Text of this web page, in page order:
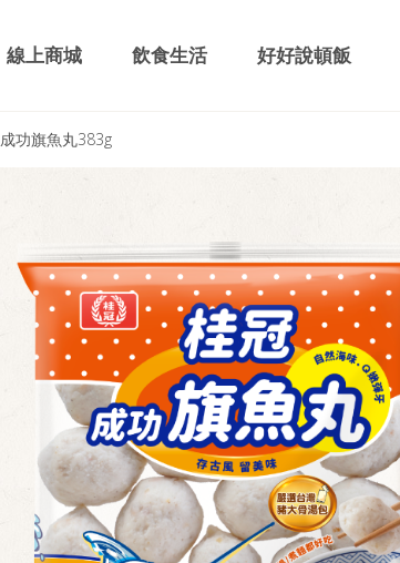
線上商城 飲食生活 好好說頓飯
成功旗魚丸383g